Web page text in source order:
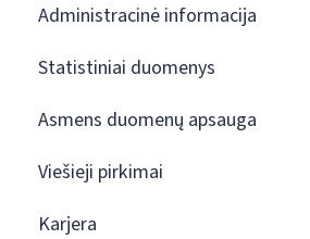
Administracinė informacija
Statistiniai duomenys
Asmens duomenų apsauga
Viešieji pirkimai
Karjera